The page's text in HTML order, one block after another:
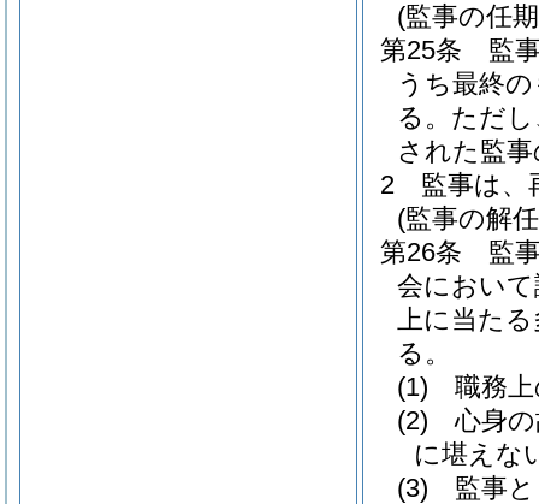
(監事の任
第25条
監
うち最終
る。 ただ
された監
2
監事は、
(監事の解
第26条
監
会におい
上に当た
る。
(1)
職務
(2)
心身
に堪えな
(3)
監事